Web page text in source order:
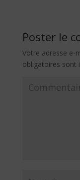
Poster le
Votre adresse e-
obligatoires sont